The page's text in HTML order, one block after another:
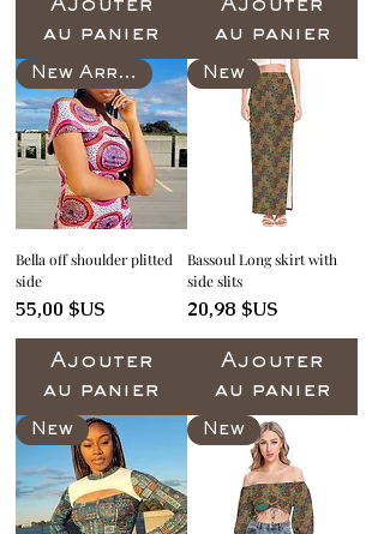
Ajouter
au panier
Ajouter
au panier
New Arrival
Bella off shoulder plitted
side
Prix
55,00 $US
Ajouter
au panier
New
Bassoul Long skirt with
side slits
Prix
20,98 $US
Ajouter
au panier
New New